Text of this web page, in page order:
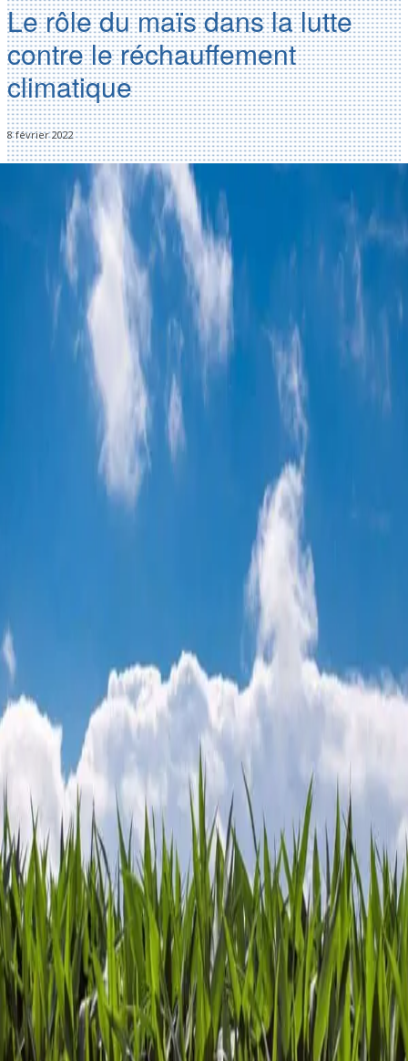
Le rôle du maïs dans la lutte
contre le réchauffement
climatique
8 février 2022